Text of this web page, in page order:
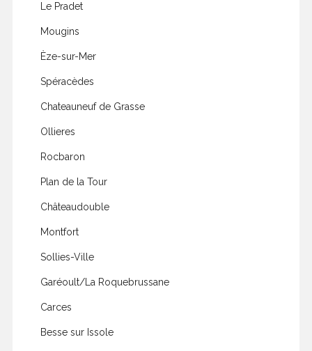
Le Pradet
Mougins
Èze-sur-Mer
Spéracèdes
Chateauneuf de Grasse
Ollieres
Rocbaron
Plan de la Tour
Châteaudouble
Montfort
Sollies-Ville
Garéoult/La Roquebrussane
Carces
Besse sur Issole